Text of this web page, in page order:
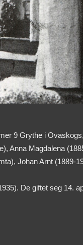
9 Grythe i
Anna Magdalena
Johan Arnt
De giftet seg 14.